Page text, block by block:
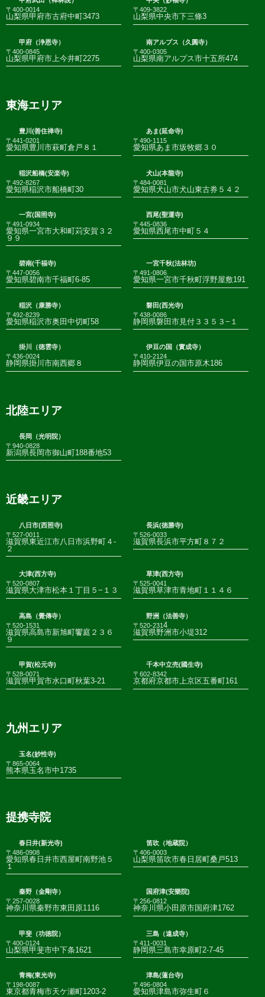
〒400-0014
山梨県甲府市古府中町3473
〒409-3822
山梨県中央市下三條3
甲府（浄恩寺）
〒400-0845
山梨県甲府市上今井町2275
南アルプス（久圓寺）
〒400-0305
山梨県南アルプス市十五所474
東海エリア
豊川(善住禅寺)
〒441-0201
愛知県豊川市萩町倉戸８１
あま(延命寺)
〒490-1115
愛知県あま市坂牧郷３０
稲沢船橋(安楽寺)
〒492-8267
愛知県稲沢市船橋町30
犬山(本龍寺)
〒484-0081
愛知県犬山市犬山東古券５４２
一宮(国照寺)
〒491-0934
愛知県一宮市大和町苅安賀３２
９９
西尾(聖運寺)
〒445-0836
愛知県西尾市中町５４
碧南(千福寺)
〒447-0056
愛知県碧南市千福町6-85
一宮千秋(法林坊)
〒491-0806
愛知県一宮市千秋町浮野屋敷191
稲沢（康勝寺）
〒492-8239
愛知県稲沢市奥田中切町58
磐田(西光寺)
〒438-0086
静岡県磐田市見付３３５３−１
掛川（徳雲寺）
〒436-0024
静岡県掛川市南西郷８
伊豆の国（實成寺）
〒410-2124
静岡県伊豆の国市原木186
北陸エリア
長岡（光明院）
〒940-0828
新潟県長岡市御山町188番地53
近畿エリア
八日市(西照寺)
〒527-0011
滋賀県東近江市八日市浜野町４-
２
長浜(徳勝寺)
〒526-0033
滋賀県長浜市平方町８７２
大津(西方寺)
〒520-0807
滋賀県大津市松本１丁目５−１３
草津(西方寺)
〒525-0041
滋賀県草津市青地町１１４６
高島（覺傳寺）
〒520-1531
滋賀県高島市新旭町饗庭２３６
９
野洲（法善寺）
〒520-2314
滋賀県野洲市小堤312
甲賀(松元寺)
〒528-0071
滋賀県甲賀市水口町秋葉3-21
千本中立売(國生寺)
〒602-8342
京都府京都市上京区五番町161
九州エリア
玉名(妙性寺)
〒865-0064
熊本県玉名市中1735
提携寺院
春日井(新光寺)
〒486-0908
愛知県春日井市西屋町南野池５
１
笛吹（地蔵院）
〒406-0003
山梨県笛吹市春日居町桑戸513
秦野（金剛寺）
〒257-0028
神奈川県秦野市東田原1116
国府津(安樂院)
〒256-0812
神奈川県小田原市国府津1762
甲斐（功徳院）
〒400-0124
山梨県甲斐市中下条1621
三島（遠成寺）
〒411-0031
静岡県三島市幸原町2-7-45
青梅(東光寺)
〒198-0087
東京都青梅市天ケ瀬町1203-2
津島(蓮台寺)
〒496-0804
愛知県津島市弥生町６